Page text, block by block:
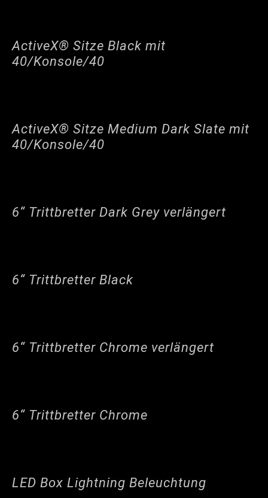
ActiveX® Sitze Black mit
40/Konsole/40
ActiveX® Sitze Medium Dark Slate mit
40/Konsole/40
6“ Trittbretter Dark Grey verlängert
6“ Trittbretter Black
6“ Trittbretter Chrome verlängert
6“ Trittbretter Chrome
LED Box Lightning Beleuchtung